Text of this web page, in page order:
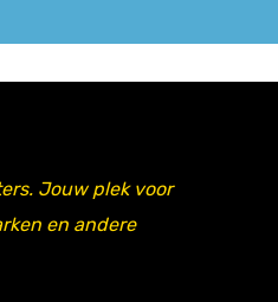
Jouw plek voor
en andere